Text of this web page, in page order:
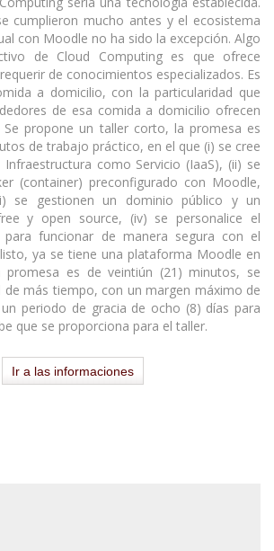
cumplieron mucho antes y el ecosistema
con Moodle no ha sido la excepción. Algo
de Cloud Computing es que ofrece
de conocimientos especializados. Es
a domicilio, con la particularidad que
de esa comida a domicilio ofrecen
Se propone un taller corto, la promesa es
de trabajo práctico, en el que (i) se cree
como Servicio (IaaS), (ii) se
(container) preconfigurado con Moodle,
se gestionen un dominio público y un
y open source, (iv) se personalice el
funcionar de manera segura con el
ya se tiene una plataforma Moodle en
promesa es de veintiún (21) minutos, se
de más tiempo, con un margen máximo de
periodo de gracia de ocho (8) días para
que se proporciona para el taller.
Ir a las informaciones